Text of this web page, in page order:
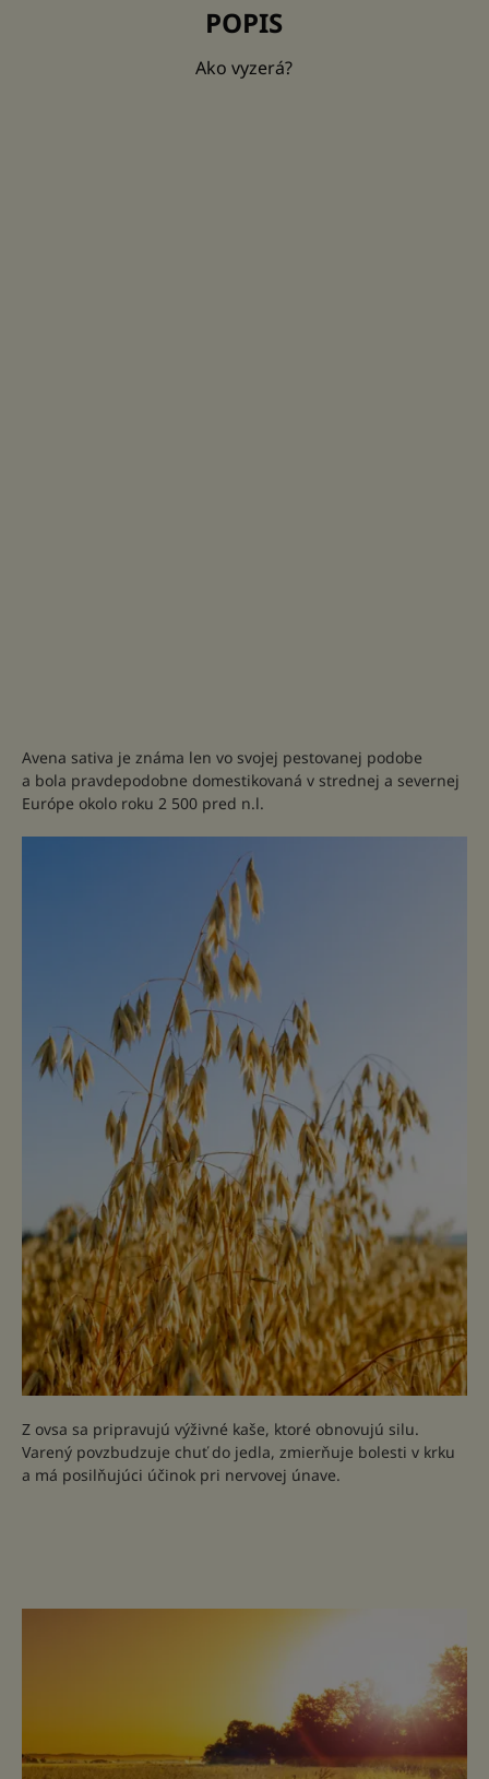
POPIS
Ako vyzerá?
Avena sativa je známa len vo svojej pestovanej podobe
a bola pravdepodobne domestikovaná v strednej a severnej
Európe okolo roku 2 500 pred n.l.
Z ovsa sa pripravujú výživné kaše, ktoré obnovujú silu.
Varený povzbudzuje chuť do jedla, zmierňuje bolesti v krku
a má posilňujúci účinok pri nervovej únave.